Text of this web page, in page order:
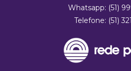
Whatsapp: (51)
Telefone: (51)